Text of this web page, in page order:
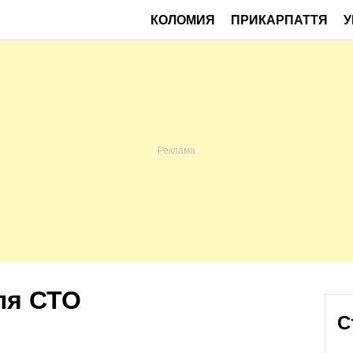
КОЛОМИЯ ПРИКАРПАТТЯ
СТО